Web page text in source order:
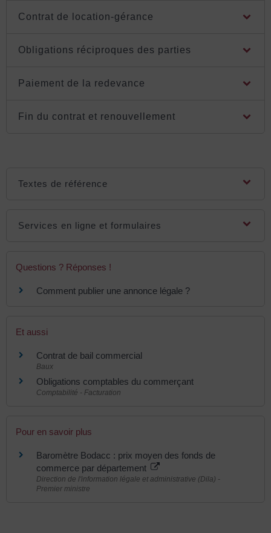
Contrat de location-gérance
Obligations réciproques des parties
Paiement de la redevance
Fin du contrat et renouvellement
Textes de référence
Services en ligne et formulaires
Questions ? Réponses !
Comment publier une annonce légale ?
Et aussi
Contrat de bail commercial
Baux
Obligations comptables du commerçant
Comptabilité - Facturation
Pour en savoir plus
Baromètre Bodacc : prix moyen des fonds de
commerce par département
Direction de l'information légale et administrative (Dila) -
Premier ministre